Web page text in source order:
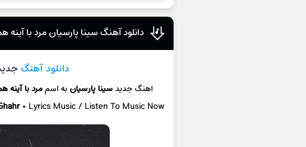
دانلود آهنگ سینا پارسیان مرد با آینه
دانلود آهنگ
اهنگ جدیدسینا پارسیانبه اسممرد با آینه
+ Lyrics Music / Listen To Music Now